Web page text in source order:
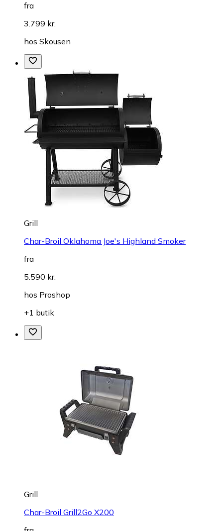
fra
3.799 kr.
hos Skousen
Grill
Char-Broil Oklahoma Joe's Highland Smoker
fra
5.590 kr.
hos Proshop
+1 butik
Grill
Char-Broil Grill2Go X200